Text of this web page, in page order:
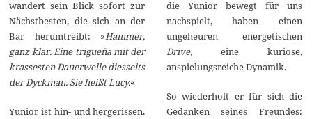
wandert sein Blick sofort zur
Nächstbesten, die sich an der
Bar herumtreibt: »Hammer,
ganz klar. Eine trigueña mit der
krassesten Dauerwelle diesseits
der Dyckman. Sie heißt Lucy.«
Yunior ist hin- und hergerissen.
die Yunior bewegt für uns
nachspielt, haben einen
ungeheuren energetischen
Drive, eine kuriose,
anspielungsreiche Dynamik.
So wiederholt er für sich die
Gedanken seines Freundes: